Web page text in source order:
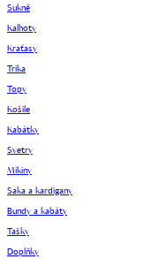
Sukně
Kalhoty
Kraťasy
Trika
Topy
Košile
Kabátky
Svetry
Mikiny
Saka a kardigany
Bundy a kabáty
Tašky
Doplňky